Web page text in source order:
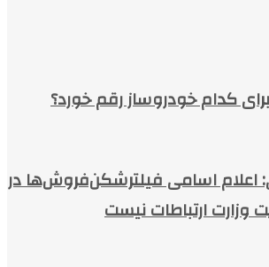
کدام خودروساز رقم خورد؟
اسامی فیلترشکن‌فروش‌ها در
وزارت ارتباطات نیست